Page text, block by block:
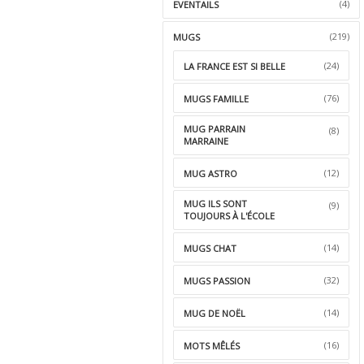
EVENTAILS (4)
MUGS (219)
LA FRANCE EST SI BELLE (24)
MUGS FAMILLE (76)
MUG PARRAIN
MARRAINE
(8)
MUG ASTRO (12)
MUG ILS SONT
TOUJOURS À L'ÉCOLE
(9)
MUGS CHAT (14)
MUGS PASSION (32)
MUG DE NOËL (14)
MOTS MÊLÉS (16)